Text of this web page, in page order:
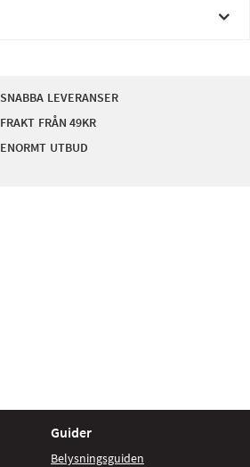
SNABBA LEVERANSER
FRAKT FRÅN 49KR
ENORMT UTBUD
Guider
Belysningsguiden